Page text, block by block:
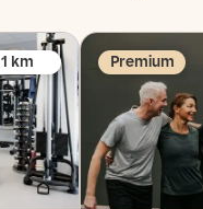
1 km Premium